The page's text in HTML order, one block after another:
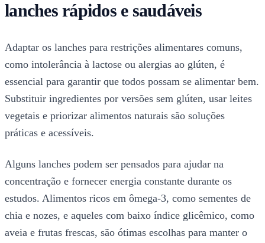
lanches rápidos e saudáveis
Adaptar os lanches para restrições alimentares comuns,
como intolerância à lactose ou alergias ao glúten, é
essencial para garantir que todos possam se alimentar bem.
Substituir ingredientes por versões sem glúten, usar leites
vegetais e priorizar alimentos naturais são soluções
práticas e acessíveis.
Alguns lanches podem ser pensados para ajudar na
concentração e fornecer energia constante durante os
estudos. Alimentos ricos em ômega-3, como sementes de
chia e nozes, e aqueles com baixo índice glicêmico, como
aveia e frutas frescas, são ótimas escolhas para manter o